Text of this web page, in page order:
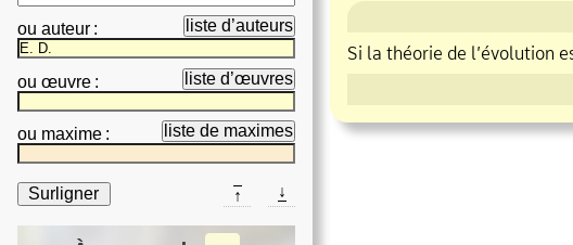
ou auteur : liste d’auteurs
ou œuvre : liste d’œuvres
ou maxime : liste de maximes
Surligner ↓
↑
Si la théorie de l’évolution